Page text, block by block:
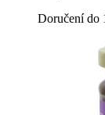
Doručení do